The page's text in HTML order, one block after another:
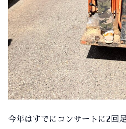
今年はすでにコンサートに2回